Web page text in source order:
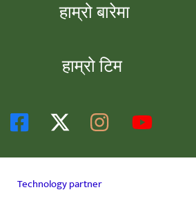
हाम्रो बारेमा
हाम्रो टिम
Technology partner